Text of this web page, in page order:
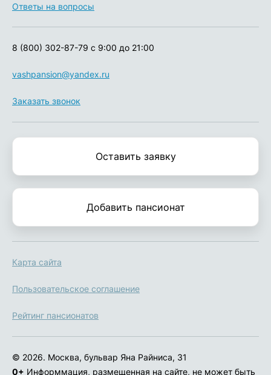
Ответы на вопросы
vashpansion@yandex.ru
8 (800) 302-87-79 с 9:00 до 21:00
Заказать звонок
Оставить заявку
Добавить пансионат
Карта сайта
Пользовательское соглашение
Рейтинг пансионатов
© 2026. Москва, бульвар Яна Райниса, 31
0+ Информмация, размещенная на сайте, не может быть